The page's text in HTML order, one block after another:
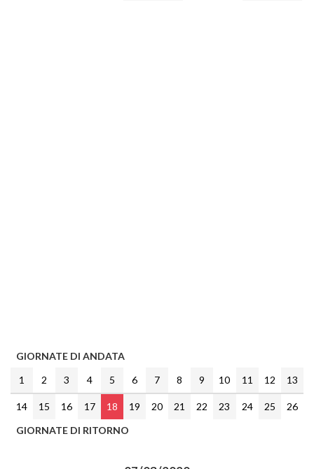
GIORNATE DI ANDATA
1
2 3 4 5 6 7 8 9 10 11 12 13
14 15 16 17 18 19 20 21 22 23 24 25
26
GIORNATE DI RITORNO